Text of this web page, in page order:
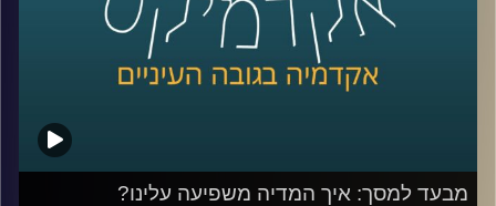
קרדיט תמונות:AudioVersity
מבעד למסך: איך המדיה משפיעה עלינו?